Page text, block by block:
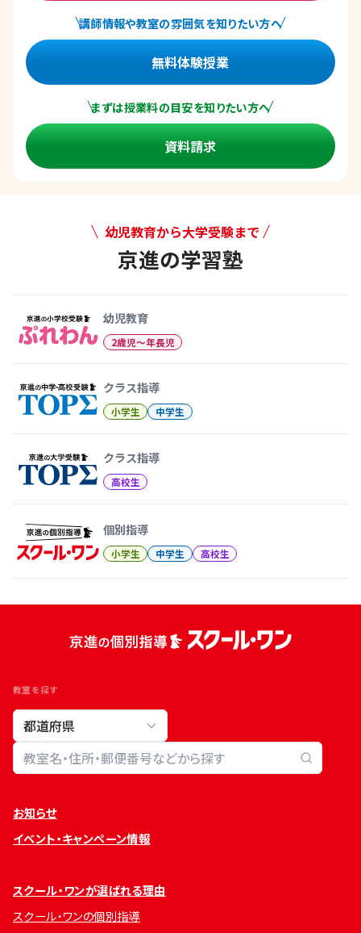
講師情報や教室の雰囲気を知りたい方へ
無料体験授業
まずは授業料の目安を知りたい方へ
資料請求
幼児教育から大学受験まで
京進の学習塾
幼児教育
2歳児〜年長児
クラス指導
小学生 中学生
クラス指導
高校生
個別指導
小学生 中学生 高校生
教室を探す
教室検索
お知らせ
イベント・キャンペーン情報
スクール・ワンが選ばれる理由
スクール・ワンの個別指導